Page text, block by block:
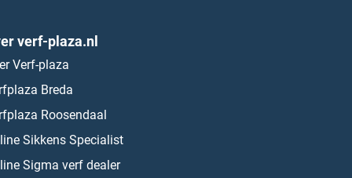
verf-plaza.nl
Verf-plaza
Breda
Roosendaal
Sikkens Specialist
Sigma verf dealer